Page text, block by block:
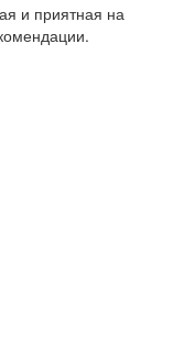
и приятная на